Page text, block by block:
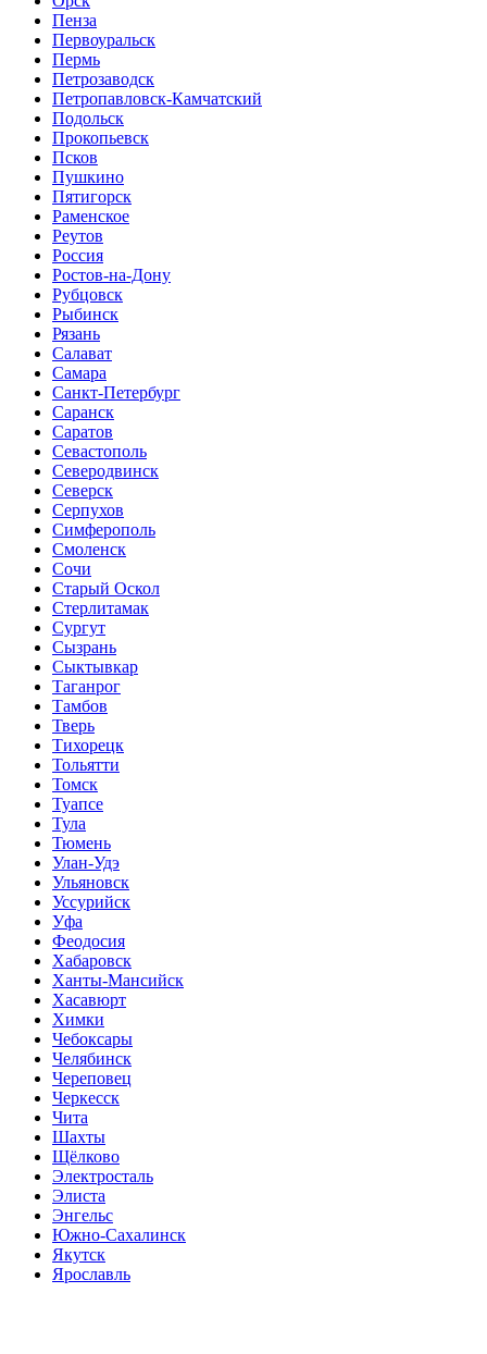
Пенза
Первоуральск
Пермь
Петрозаводск
Петропавловск-Камчатский
Подольск
Прокопьевск
Псков
Пушкино
Пятигорск
Раменское
Реутов
Россия
Ростов-на-Дону
Рубцовск
Рыбинск
Рязань
Салават
Самара
Санкт-Петербург
Саранск
Саратов
Севастополь
Северодвинск
Северск
Серпухов
Симферополь
Смоленск
Сочи
Старый Оскол
Стерлитамак
Сургут
Сызрань
Сыктывкар
Таганрог
Тамбов
Тверь
Тихорецк
Тольятти
Томск
Туапсе
Тула
Тюмень
Улан-Удэ
Ульяновск
Уссурийск
Уфа
Феодосия
Хабаровск
Ханты-Мансийск
Хасавюрт
Химки
Чебоксары
Челябинск
Череповец
Черкесск
Чита
Шахты
Щёлково
Электросталь
Элиста
Энгельс
Южно-Сахалинск
Якутск
Ярославль